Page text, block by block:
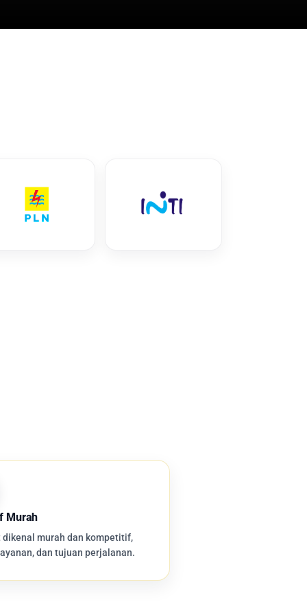
Murah
dikenal murah dan kompetitif,
dan tujuan perjalanan.